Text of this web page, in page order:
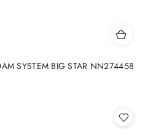
SYSTEM BIG STAR NN274458